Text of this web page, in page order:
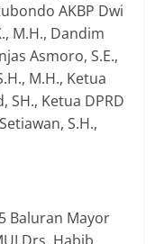
AKBP Dwi
M.H., Dandim
Asmoro, S.E.,
M.H., Ketua
SH., Ketua DPRD
S.H.,
Baluran Mayor